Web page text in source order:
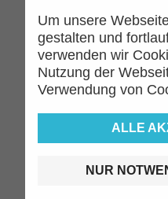
Um unsere
gestalten und
verwenden wir
Nutzung der
Verwendung von
ALLE
NUR
Die TOPModel
aus wie der flauschigste
genauso weich an. Die
hochwertigem Kunstfell
niedlichen Eisbär-
auch ein stylischer
Modefans begeistern